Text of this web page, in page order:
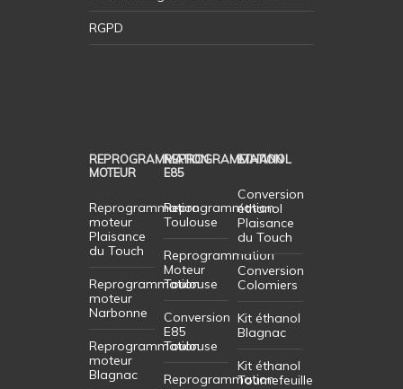
RGPD
REPROGRAMMATION
MOTEUR
Reprogrammation
moteur
Plaisance
du Touch
Reprogrammation
moteur
Narbonne
Reprogrammation
moteur
Blagnac
REPROGRAMMATION
E85
Reprogrammation
Toulouse
Reprogrammation
Moteur
Toulouse
Conversion
E85
Toulouse
Reprogrammation
ETHANOL
Conversion
éthanol
Plaisance
du Touch
Conversion
Colomiers
Kit éthanol
Blagnac
Kit éthanol
Tournefeuille